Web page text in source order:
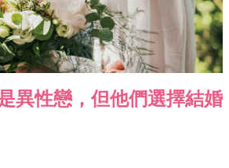
異性戀，但他們選擇結婚